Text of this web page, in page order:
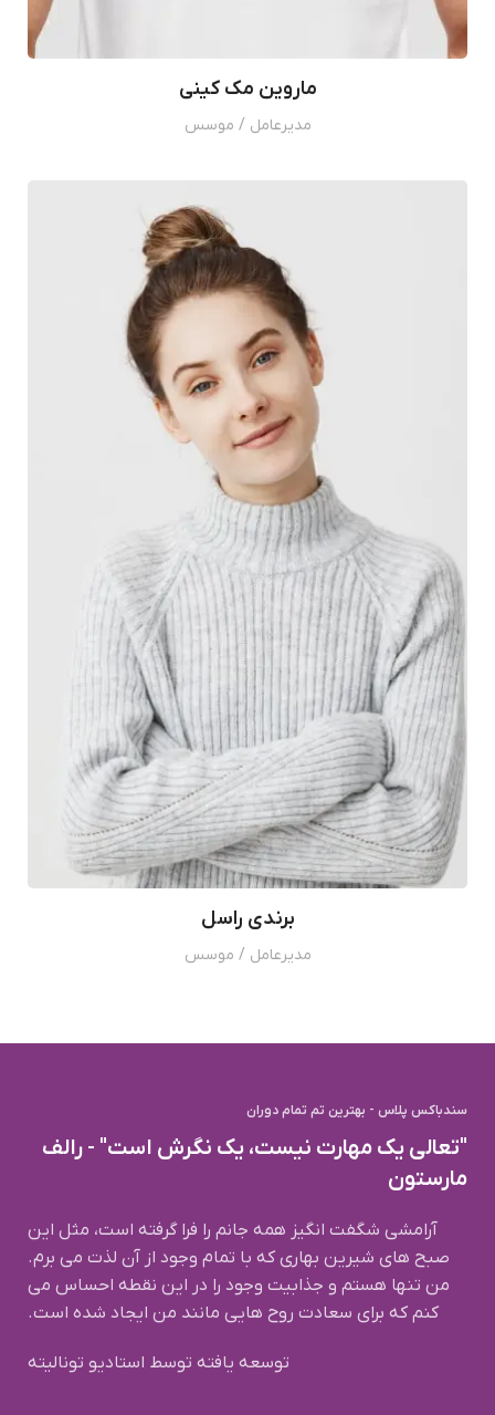
ماروین مک کینی
مدیرعامل / موسس
برندی راسل
مدیرعامل / موسس
سندباکس پلاس - بهترین تم تمام دوران
"تعالی یک مهارت نیست، یک نگرش است" - رالف
مارستون
آرامشی شگفت انگیز همه جانم را فرا گرفته است، مثل این
صبح های شیرین بهاری که با تمام وجود از آن لذت می برم.
من تنها هستم و جذابیت وجود را در این نقطه احساس می
کنم که برای سعادت روح هایی مانند من ایجاد شده است.
توسعه یافته توسط استادیو تونالیته